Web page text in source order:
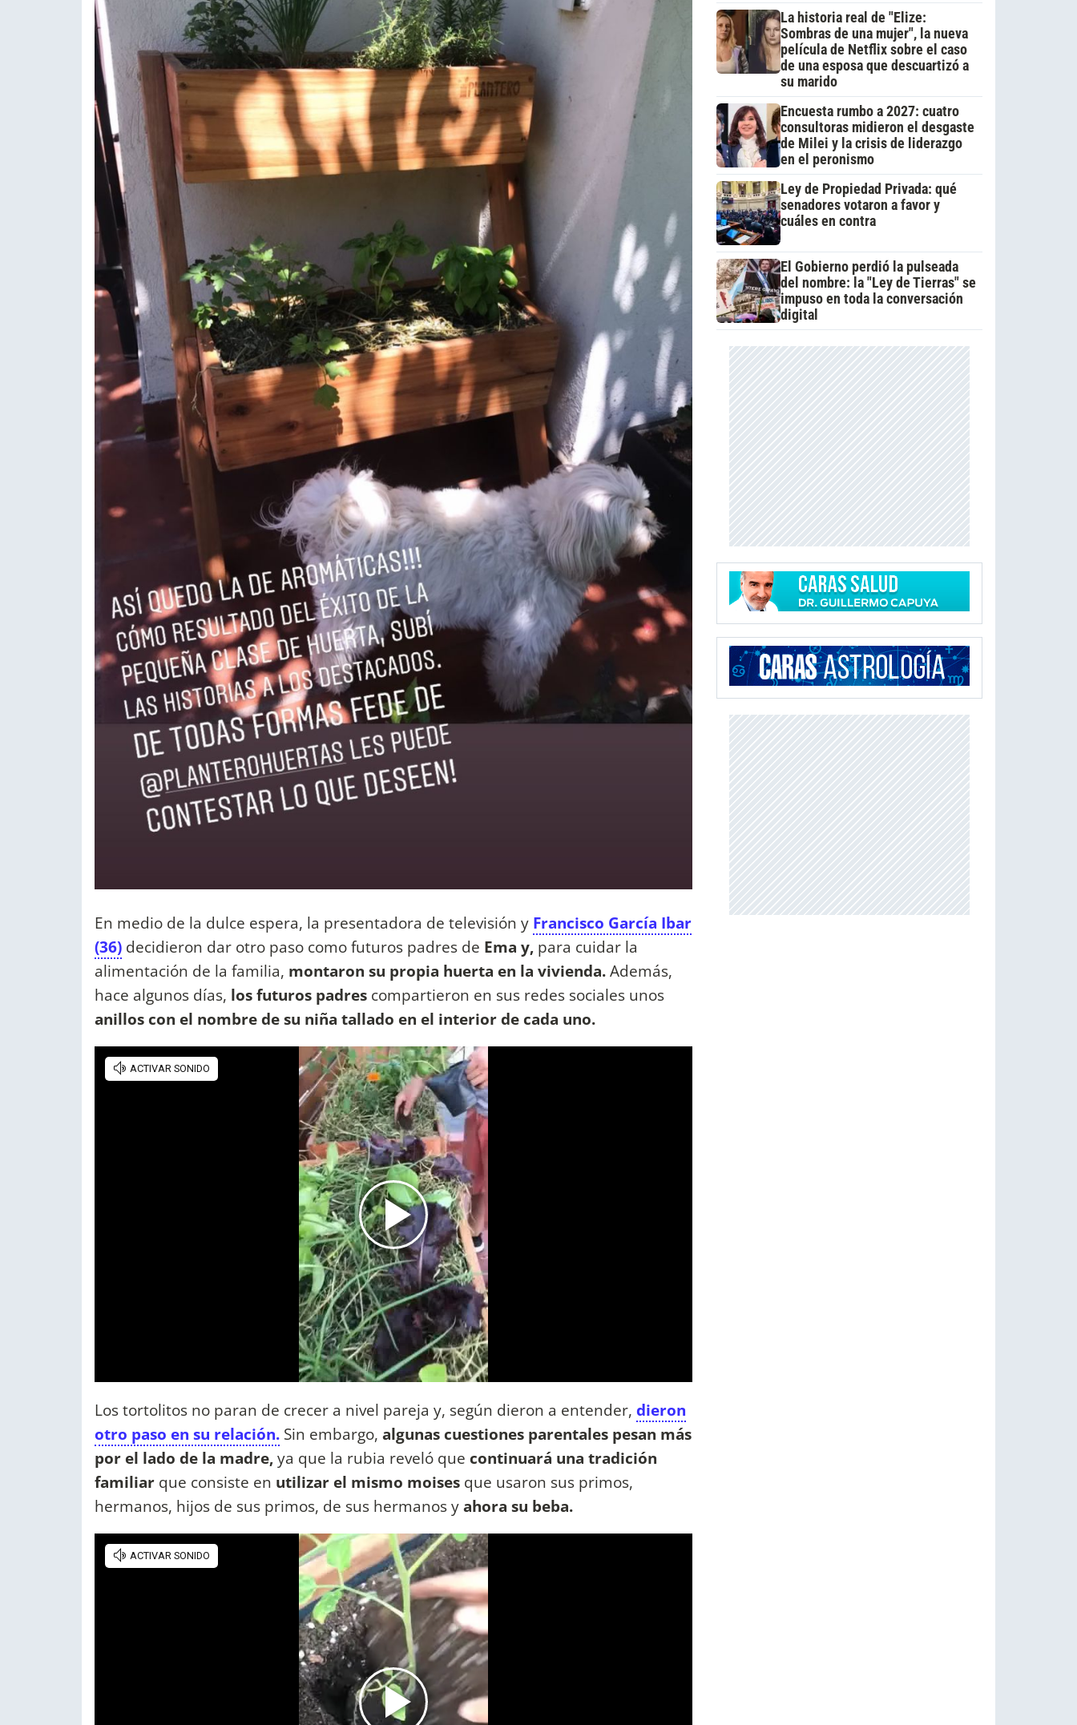
En medio de la dulce espera, la presentadora de televisión y Francisco García Ibar
(36) decidieron dar otro paso como futuros padres de Ema y, para cuidar la
alimentación de la familia, montaron su propia huerta en la vivienda.Además,
hace algunos días, los futuros padres compartieron en sus redes sociales unos
anillos con el nombre de su niña tallado en el interior de cada uno.
Los tortolitos no paran de crecer a nivel pareja y, según dieron a entender, dieron
otro paso en su relación. Sin embargo, algunas cuestiones parentales pesan más
por el lado de la madre,ya que la rubia reveló que continuará una tradición
familiar que consiste en utilizar el mismo moises que usaron sus primos,
hermanos, hijos de sus primos, de sus hermanos yahora su beba.
La historia real de "Elize:
Sombras de una mujer", la nueva
película de Netflix sobre el caso
de una esposa que descuartizó a
su marido
Encuesta rumbo a 2027: cuatro
consultoras midieron el desgaste
de Milei y la crisis de liderazgo
en el peronismo
Ley de Propiedad Privada: qué
senadores votaron a favor y
cuáles en contra
El Gobierno perdió la pulseada
del nombre: la "Ley de Tierras" se
impuso en toda la conversación
digital